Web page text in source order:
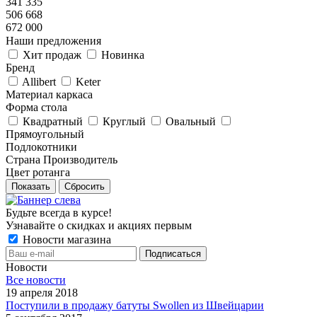
506 668
672 000
Наши предложения
Хит продаж
Новинка
Бренд
Allibert
Keter
Материал каркаса
Форма стола
Квадратный
Круглый
Овальный
Прямоугольный
Подлокотники
Страна Производитель
Цвет ротанга
Показать Сбросить
Будьте всегда в курсе!
Узнавайте о скидках и акциях первым
Новости магазина
Новости
Все новости
19 апреля 2018
Поступили в продажу батуты Swollen из Швейцарии